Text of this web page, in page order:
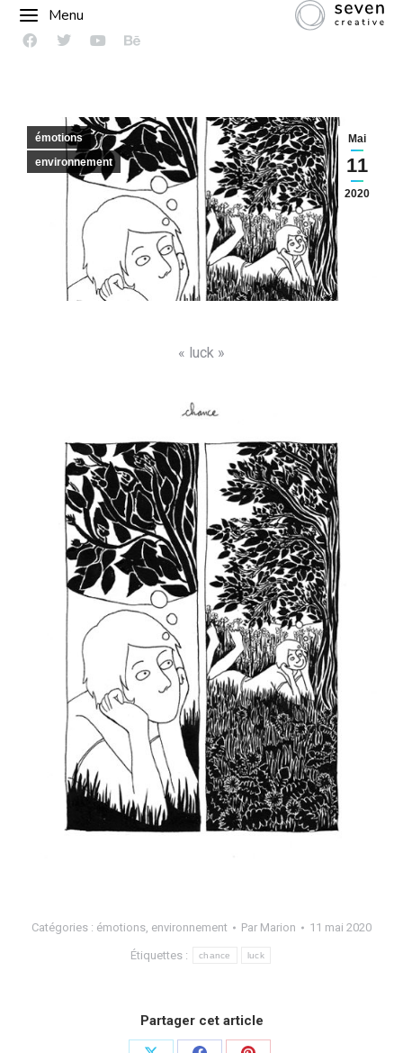
Menu
Mai
11
2020
émotions
environnement
« luck »
Catégories : émotions, environnement Par Marion 11 mai 2020
Étiquettes : chance luck
Partager cet article